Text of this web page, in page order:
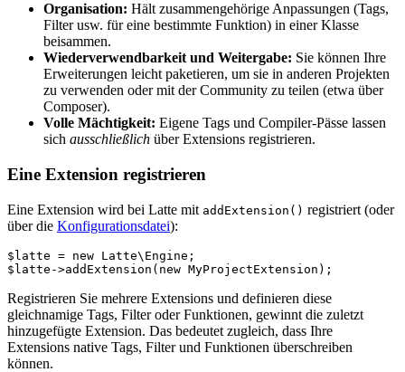
Organisation: Hält zusammengehörige Anpassungen (Tags,
Filter usw. für eine bestimmte Funktion) in einer Klasse
beisammen.
Wiederverwendbarkeit und Weitergabe: Sie können Ihre
Erweiterungen leicht paketieren, um sie in anderen Projekten
zu verwenden oder mit der Community zu teilen (etwa über
Composer).
Volle Mächtigkeit: Eigene Tags und Compiler-Pässe lassen
sich ausschließlich über Extensions registrieren.
Eine Extension registrieren
Eine Extension wird bei Latte mit addExtension() registriert (oder
über die Konfigurationsdatei):
$latte = new Latte\Engine;
Registrieren Sie mehrere Extensions und definieren diese
gleichnamige Tags, Filter oder Funktionen, gewinnt die zuletzt
hinzugefügte Extension. Das bedeutet zugleich, dass Ihre
Extensions native Tags, Filter und Funktionen überschreiben
können.